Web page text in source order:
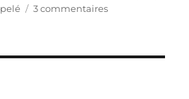
pelé 3 commentairessur